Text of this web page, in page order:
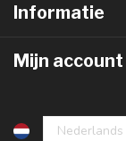
Informatie
Mijn account